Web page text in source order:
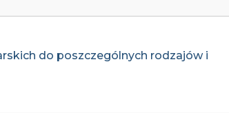
do poszczególnych rodzajów i